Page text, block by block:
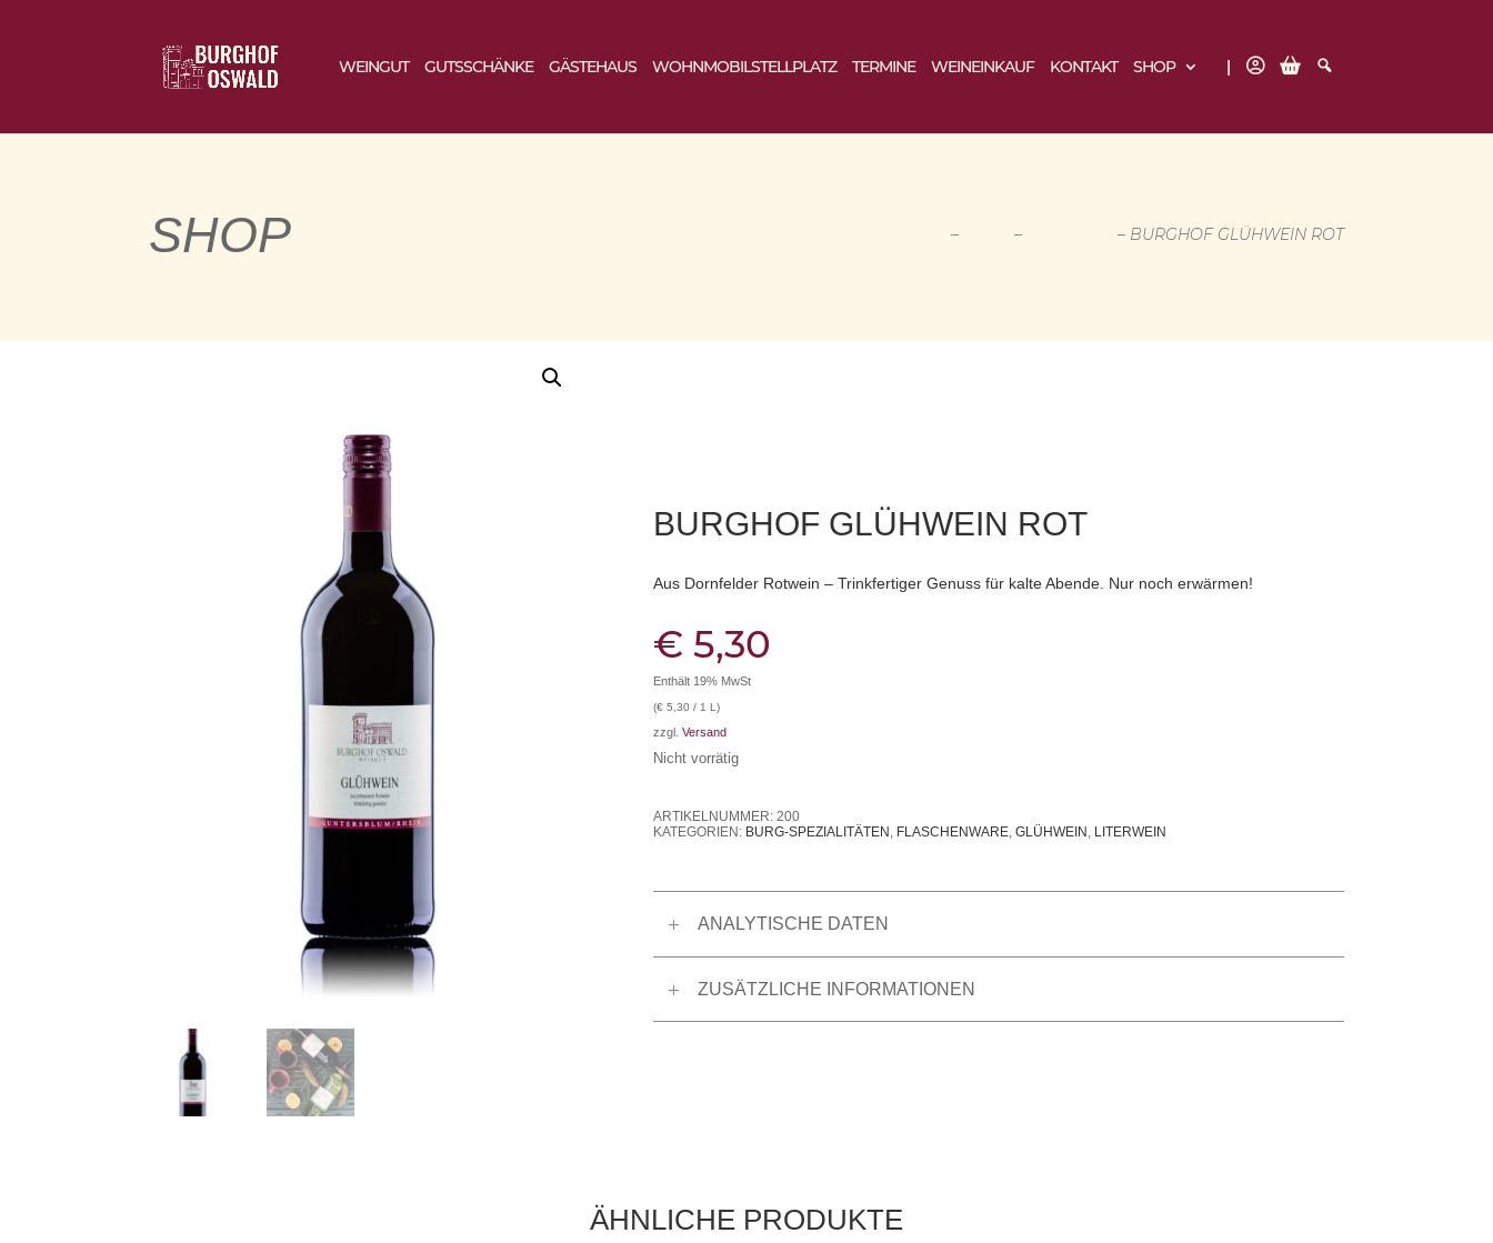
WEINGUT GUTSSCHÄNKE GÄSTEHAUS WOHNMOBILSTELLPLATZ TERMINE WEINEINKAUF KONTAKT SHOP B W S
SHOP – – – BURGHOF GLÜHWEIN ROT
BURGHOF GLÜHWEIN ROT
Aus Dornfelder Rotwein – Trinkfertiger Genuss für kalte Abende. Nur noch erwärmen!
€ 5,30
Enthält 19% MwSt
(€ 5,30 / 1 L)
zzgl.Versand
Nicht vorrätig
ARTIKELNUMMER: 200
KATEGORIEN: BURG-SPEZIALITÄTEN , FLASCHENWARE,GLÜHWEIN , LITERWEIN
ANALYTISCHE DATEN
ZUSÄTZLICHE INFORMATIONEN
ÄHNLICHE PRODUKTE